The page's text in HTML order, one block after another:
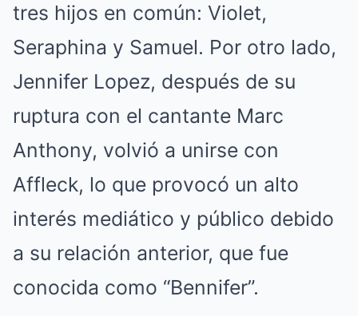
tres hijos en común: Violet,
Seraphina y Samuel. Por otro lado,
Jennifer Lopez, después de su
ruptura con el cantante Marc
Anthony, volvió a unirse con
Affleck, lo que provocó un alto
interés mediático y público debido
a su relación anterior, que fue
conocida como “Bennifer”.